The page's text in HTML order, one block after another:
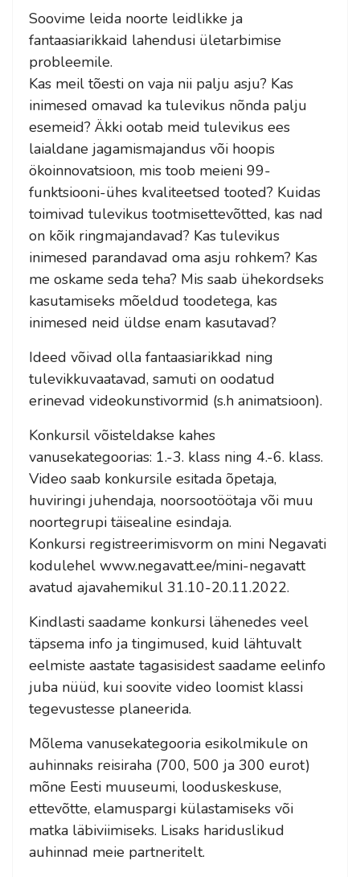
Soovime leida noorte leidlikke ja
fantaasiarikkaid lahendusi ületarbimise
probleemile.
Kas meil tõesti on vaja nii palju asju? Kas
inimesed omavad ka tulevikus nõnda palju
esemeid? Äkki ootab meid tulevikus ees
laialdane jagamismajandus või hoopis
ökoinnovatsioon, mis toob meieni 99-
funktsiooni-ühes kvaliteetsed tooted? Kuidas
toimivad tulevikus tootmisettevõtted, kas nad
on kõik ringmajandavad? Kas tulevikus
inimesed parandavad oma asju rohkem? Kas
me oskame seda teha? Mis saab ühekordseks
kasutamiseks mõeldud toodetega, kas
inimesed neid üldse enam kasutavad?
Ideed võivad olla fantaasiarikkad ning
tulevikkuvaatavad, samuti on oodatud
erinevad videokunstivormid (s.h animatsioon).
Konkursil võisteldakse kahes
vanusekategoorias: 1.-3. klass ning 4.-6. klass.
Video saab konkursile esitada õpetaja,
huviringi juhendaja, noorsootöötaja või muu
noortegrupi täisealine esindaja.
Konkursi registreerimisvorm on mini Negavati
kodulehel www.negavatt.ee/mini-negavatt
avatud ajavahemikul 31.10-20.11.2022.
Kindlasti saadame konkursi lähenedes veel
täpsema info ja tingimused, kuid lähtuvalt
eelmiste aastate tagasisidest saadame eelinfo
juba nüüd, kui soovite video loomist klassi
tegevustesse planeerida.
Mõlema vanusekategooria esikolmikule on
auhinnaks reisiraha (700, 500 ja 300 eurot)
mõne Eesti muuseumi, looduskeskuse,
ettevõtte, elamuspargi külastamiseks või
matka läbiviimiseks. Lisaks hariduslikud
auhinnad meie partneritelt.